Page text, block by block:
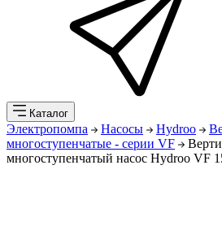
Каталог
Электропомпа Насосы Hydroo
многоступенчатые - серии VF
многоступенчатый насос Hydroo VF